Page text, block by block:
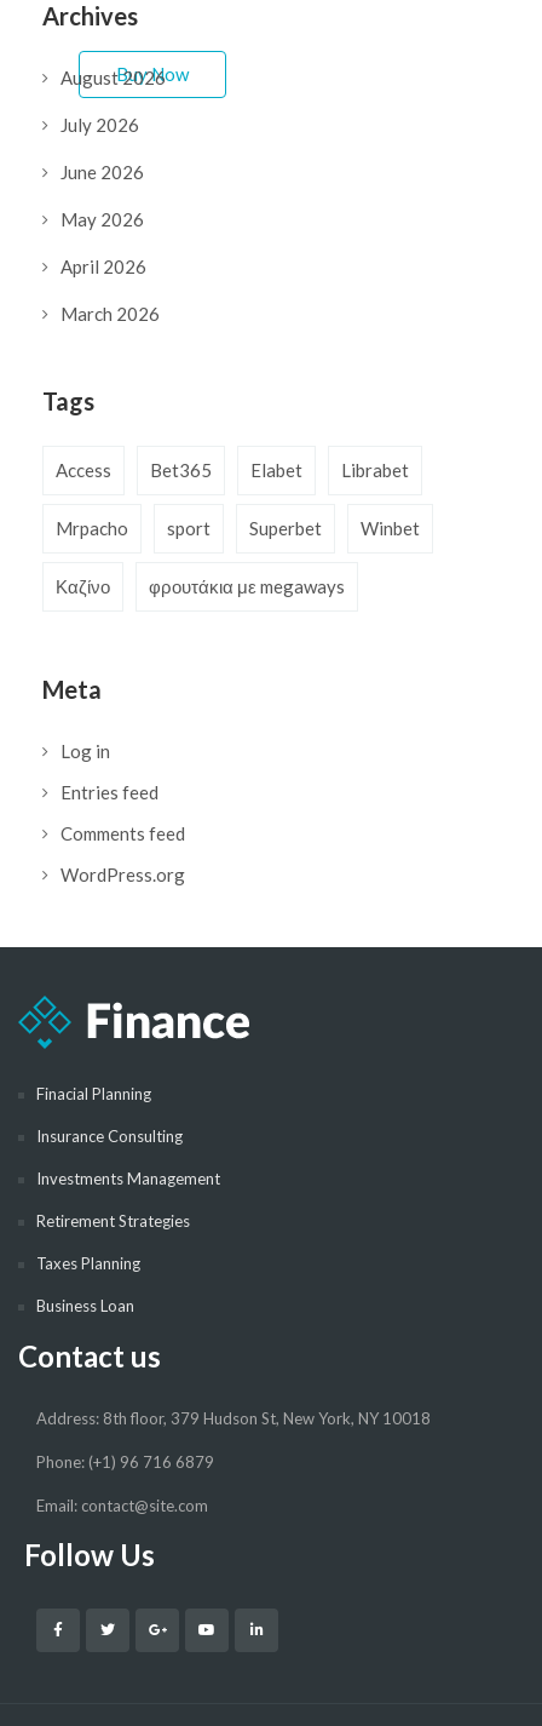
Buy Now
Archives
August 2026
July 2026
June 2026
May 2026
April 2026
March 2026
Tags
Access Bet365 Elabet Librabet
Mrpacho sport Superbet Winbet
Καζίνο φρουτάκια με megaways
Meta
Log in
Entries feed
Comments feed
WordPress.org
Finacial Planning
Insurance Consulting
Investments Management
Retirement Strategies
Taxes Planning
Business Loan
Contact us
Address: 8th floor, 379 Hudson St, New York, NY 10018
Phone: (+1) 96 716 6879
Email: contact@site.com
Follow Us